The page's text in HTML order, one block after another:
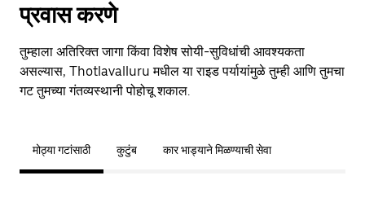
प्रवास करणे
तुम्हाला अतिरिक्त जागा किंवा विशेष सोयी-सुविधांची आवश्यकता
असल्यास, Thotlavalluru मधील या राइड पर्यायांमुळे तुम्ही आणि तुमचा
गट तुमच्या गंतव्यस्थानी पोहोचू शकाल.
मोठ्या गटांसाठी कुटुंब कार भाड्याने मिळण्याची सेवा